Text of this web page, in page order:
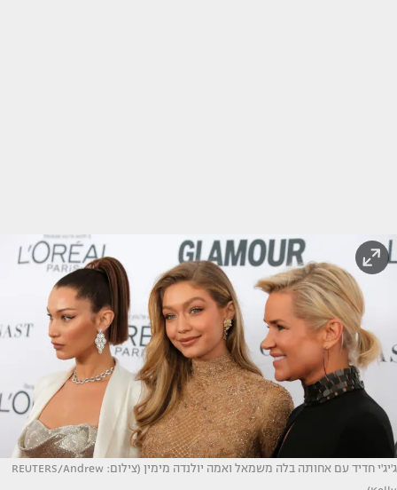
ג'יג'י חדיד עם אחותה בלה משמאל ואמה יולנדה מימין (צילום: REUTERS/Andrew